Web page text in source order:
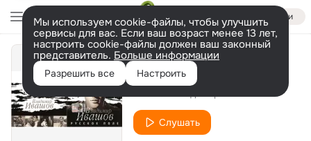
Войти
Мы используем cookie-файлы, чтобы улучшить
сервисы для вас. Если ваш возраст менее 13 лет,
настроить cookie-файлы должен ваш законный
представитель. Больше информации
Разрешить все Настроить
Не то во сне
Слушать